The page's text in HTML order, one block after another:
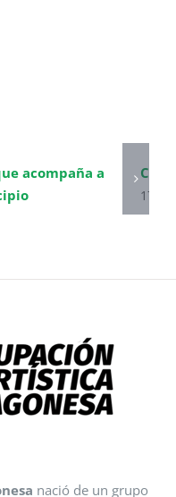
acompaña a
17
nació de un grupo